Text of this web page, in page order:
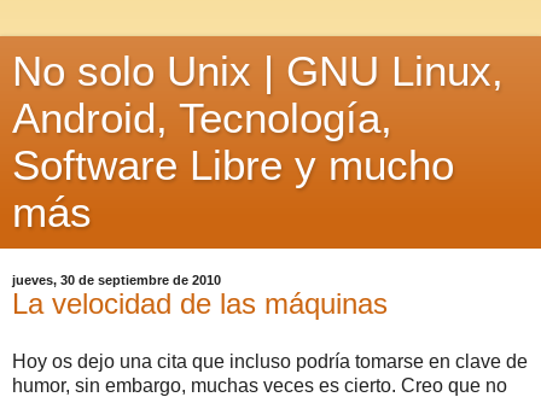
No solo Unix | GNU Linux,
Android, Tecnología,
Software Libre y mucho
más
jueves, 30 de septiembre de 2010
La velocidad de las máquinas
Hoy os dejo una cita que incluso podría tomarse en clave de
humor, sin embargo, muchas veces es cierto. Creo que no